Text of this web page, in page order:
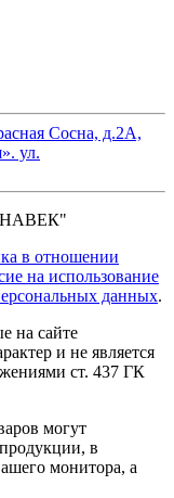
Сосна, д.2А,
ул.
в отношении
на использование
данных.
на сайте
и не является
ст. 437 ГК
могут
в
монитора, а